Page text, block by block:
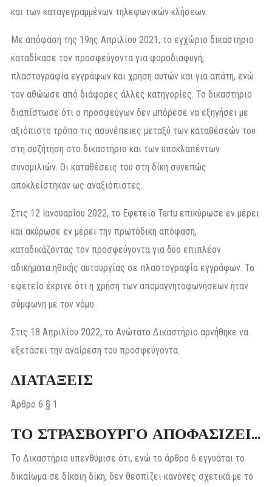
και των καταγεγραμμένων τηλεφωνικών κλήσεων.
Με απόφαση της 19ης Απριλίου 2021, το εγχώριο δικαστήριο
καταδίκασε τον προσφεύγοντα για φοροδιαφυγή,
πλαστογραφία εγγράφων και χρήση αυτών και για απάτη, ενώ
τον αθώωσε από διάφορες άλλες κατηγορίες. Το δικαστήριο
διαπίστωσε ότι ο προσφεύγων δεν μπόρεσε να εξηγήσει με
αξιόπιστο τρόπο τις ασυνέπειες μεταξύ των καταθέσεών του
στη συζήτηση στο δικαστήριο και των υποκλαπέντων
συνομιλιών. Οι καταθέσεις του στη δίκη συνεπώς
αποκλείστηκαν ως αναξιόπιστες.
Στις 12 Ιανουαρίου 2022, το Εφετείο Tartu επικύρωσε εν μέρει
και ακύρωσε εν μέρει την πρωτόδικη απόφαση,
καταδικάζοντας τον προσφεύγοντα για δύο επιπλέον
αδικήματα ηθικής αυτουργίας σε πλαστογραφία εγγράφων. Το
εφετείο έκρινε ότι η χρήση των απομαγνητοφωνήσεων ήταν
σύμφωνη με τον νόμο.
Στις 18 Απριλίου 2022, το Ανώτατο Δικαστήριο αρνήθηκε να
εξετάσει την αναίρεση του προσφεύγοντα.
ΔΙΑΤΑΞΕΙΣ
Άρθρο 6 § 1
ΤΟ ΣΤΡΑΣΒΟΥΡΓΟ ΑΠΟΦΑΣΙΖΕΙ…
Το Δικαστήριο υπενθύμισε ότι, ενώ το άρθρο 6 εγγυάται το
δικαίωμα σε δίκαιη δίκη, δεν θεσπίζει κανόνες σχετικά με το